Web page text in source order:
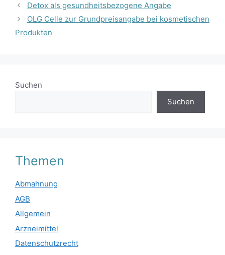
Detox als gesundheitsbezogene Angabe
OLG Celle zur Grundpreisangabe bei kosmetischen
Produkten
Suchen
Suchen
Themen
Abmahnung
AGB
Allgemein
Arzneimittel
Datenschutzrecht